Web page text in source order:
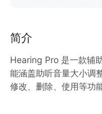
简介
Hearing Pro 是一款辅
能涵盖助听音量大小调
修改、删除、使用等功